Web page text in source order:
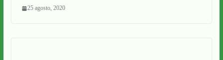
25 agosto, 2020